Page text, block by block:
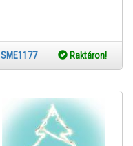
SME1177 Raktáron!